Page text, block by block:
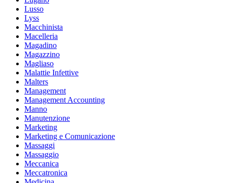
Lusso
Lyss
Macchinista
Macelleria
Magadino
Magazzino
Magliaso
Malattie Infettive
Malters
Management
Management Accounting
Manno
Manutenzione
Marketing
Marketing e Comunicazione
Massaggi
Massaggio
Meccanica
Meccatronica